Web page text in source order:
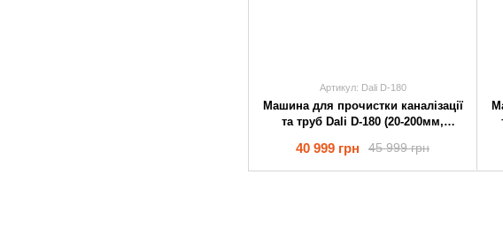
Артикул: Dali D-180
Машина для прочистки каналізації
та труб Dali D-180 (20-200мм,
45 999 грн
40 999 грн